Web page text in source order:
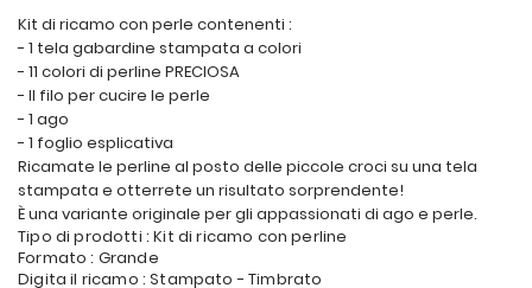
Kit di ricamo con perle contenenti :
- 1 tela gabardine stampata a colori
- 11 colori di perline PRECIOSA
- Il filo per cucire le perle
- 1 ago
- 1 foglio esplicativa
Ricamate le perline al posto delle piccole croci su una tela
stampata e otterrete un risultato sorprendente!
È una variante originale per gli appassionati di ago e perle.
Tipo di prodotti : Kit di ricamo con perline
Formato : Grande
Digita il ricamo : Stampato - Timbrato